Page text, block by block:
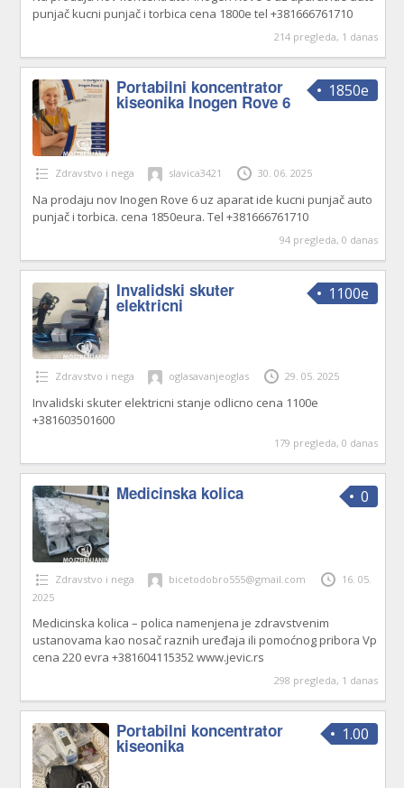
punjač kucni punjač i torbica cena 1800e tel +381666761710
214 pregleda, 1 danas
1850e
Portabilni koncentrator
kiseonika Inogen Rove 6
Zdravstvo i nega slavica3421 30. 06. 2025
Na prodaju nov Inogen Rove 6 uz aparat ide kucni punjač auto
punjač i torbica. cena 1850eura. Tel +381666761710
94 pregleda, 0 danas
1100e
Invalidski skuter
elektricni
Zdravstvo i nega oglasavanjeoglas 29. 05. 2025
Invalidski skuter elektricni stanje odlicno cena 1100e
+381603501600
179 pregleda, 0 danas
0
Medicinska kolica
Zdravstvo i nega bicetodobro555@gmail.com
16. 05.
2025
Medicinska kolica – polica namenjena je zdravstvenim
ustanovama kao nosač raznih uređaja ili pomoćnog pribora Vp
cena 220 evra +381604115352 www.jevic.rs
298 pregleda, 1 danas
1.00
Portabilni koncentrator
kiseonika